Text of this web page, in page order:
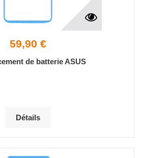
59,90 €
de batterie ASUS
Détails